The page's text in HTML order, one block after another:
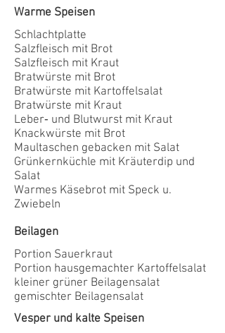
Warme Speisen
Schlachtplatte
Salzfleisch mit Brot
Salzfleisch mit Kraut
Bratwürste mit Brot
Bratwürste mit Kartoffelsalat
Bratwürste mit Kraut
Leber‐ und Blutwurst mit Kraut
Knackwürste mit Brot
Maultaschen gebacken mit Salat
Grünkernküchle mit Kräuterdip und
Salat
Warmes Käsebrot mit Speck u.
Zwiebeln
Beilagen
Portion Sauerkraut
Portion hausgemachter Kartoffelsalat
kleiner grüner Beilagensalat
gemischter Beilagensalat
Vesper und kalte Speisen